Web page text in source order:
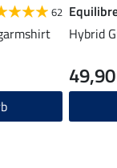
62
Hybrid